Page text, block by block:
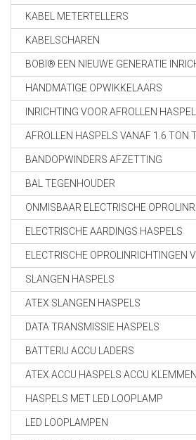
KABEL METERTELLERS
KABELSCHAREN
BOBI® EEN NIEUWE GENERATIE
HANDMATIGE OPWIKKELAARS
INRICHTING VOOR AFROLLEN
AFROLLEN HASPELS VANAF 1.6 TON
BANDOPWINDERS AFZETTING
BAL TEGENHOUDER
ONMISBAAR ELECTRISCHE
ELECTRISCHE AARDINGS HASPELS
ELECTRISCHE OPROLINRICHTINGEN
SLANGEN HASPELS
ATEX SLANGEN HASPELS
DATA TRANSMISSIE HASPELS
BATTERIJ ACCU LADERS
ATEX ACCU HASPELS ACCU KLEMMEN
HASPELS MET LED LOOPLAMP
LED LOOPLAMPEN